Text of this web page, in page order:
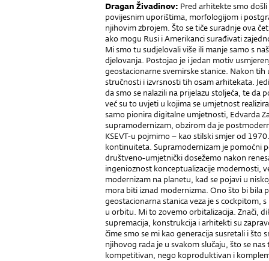
Dragan Živadinov: Pred arhitekte smo
povijesnim uporištima, morfologijom i
njihovim zbrojem. Što se tiče suradnje ova
ako mogu Rusi i Amerikanci surađivati
Mi smo tu sudjelovali više ili manje samo s
djelovanja. Postojao je i jedan motiv
geostacionarne svemirske stanice. Nakon
stručnosti i izvrsnosti tih osam arhitekata.
da smo se nalazili na prijelazu stoljeća, te da
već su to uvjeti u kojima se umjetnost
samo pionira digitalne umjetnosti, Edvarda
supramodernizam, obzirom da je
KSEVT-u pojmimo – kao stilski smjer od
kontinuiteta. Supramodernizam je pomoćni
društveno-umjetnički dosežemo nakon
ingenioznost konceptualizacije modernosti,
modernizam na planetu, kad se pojavi u
mora biti iznad modernizma. Ono što bi bila
geostacionarna stanica veza je s cockpitom,
u orbitu. Mi to zovemo orbitalizacija. Znači,
supremacija, konstrukcija i arhitekti su
čime smo se mi kao generacija susretali i što
njihovog rada je u svakom slučaju, što se
kompetitivan, nego koproduktivan i